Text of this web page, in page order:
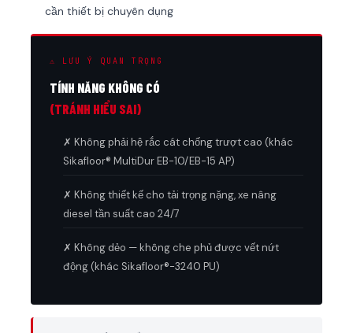
cần thiết bị chuyên dụng
⚠ LƯU Ý QUAN TRỌNG
TÍNH NĂNG KHÔNG CÓ
(TRÁNH HIỂU SAI)
✗ Không phải hệ rắc cát chống trượt cao (khác
Sikafloor® MultiDur EB-10/EB-15 AP)
✗ Không thiết kế cho tải trọng nặng, xe nâng
diesel tần suất cao 24/7
✗ Không dẻo — không che phủ được vết nứt
động (khác Sikafloor®-3240 PU)